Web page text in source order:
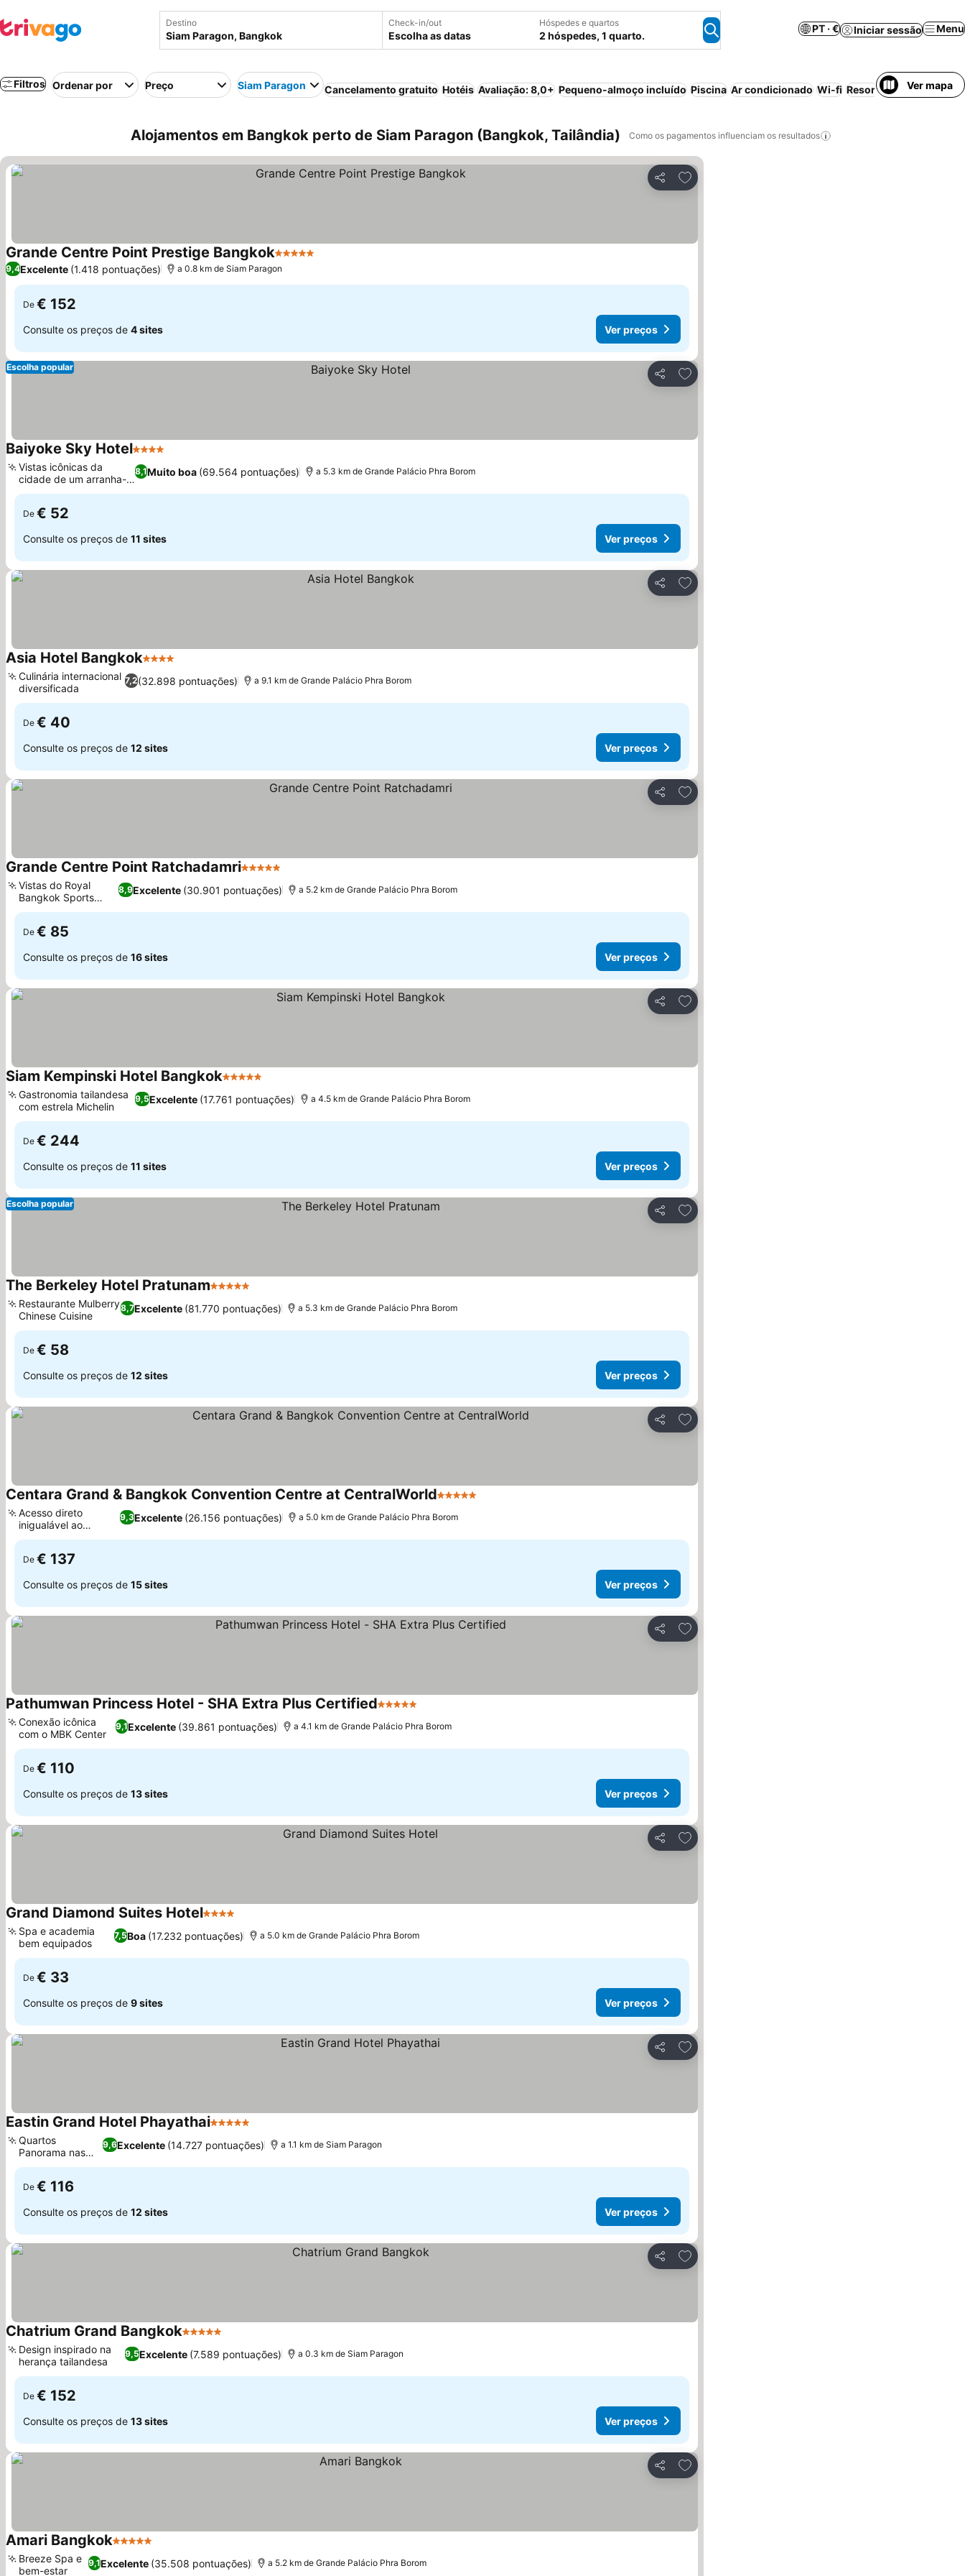
Destino Check-in/out
Escolha as datas
Hóspedes e quartos
2 hóspedes, 1 quarto.
PT · € Iniciar sessão Menu
Filtros Ordenar por Preço Siam Paragon Cancelamento gratuito Hotéis Avaliação: 8,0+ Pequeno-almoço incluído Piscina Ar condicionado Wi-fi Resort Aparthotel
Ver mapa
Alojamentos em Bangkok perto de Siam Paragon (Bangkok, Tailândia) Como os pagamentos influenciam os resultados
Partilhar
Adicionar aos favoritos
Grande Centre Point Prestige Bangkok5 Estrelas
9,4Excelente (1.418 pontuações) a 0.8 km de Siam Paragon
De € 152
Consulte os preços de 4 sites Ver preços
Partilhar
Adicionar aos favoritos
Escolha popular
Baiyoke Sky Hotel4 Estrelas
8,1Muito boa (69.564 pontuações)
Vistas icônicas da
cidade de um arranha-
céu
a 5.3 km de Grande Palácio Phra Borom
De € 52
Consulte os preços de 11 sites Ver preços
Partilhar
Adicionar aos favoritos
Asia Hotel Bangkok4 Estrelas
7,2(32.898 pontuações)
Culinária internacional
diversificada
a 9.1 km de Grande Palácio Phra Borom
De € 40
Consulte os preços de 12 sites Ver preços
Partilhar
Adicionar aos favoritos
Grande Centre Point Ratchadamri5 Estrelas
8,9Excelente (30.901 pontuações)
Vistas do Royal
Bangkok Sports
Club
a 5.2 km de Grande Palácio Phra Borom
De € 85
Consulte os preços de 16 sites Ver preços
Partilhar
Adicionar aos favoritos
Siam Kempinski Hotel Bangkok5 Estrelas
9,5Excelente (17.761 pontuações)
Gastronomia tailandesa
com estrela Michelin
a 4.5 km de Grande Palácio Phra Borom
De € 244
Consulte os preços de 11 sites Ver preços
Partilhar
Adicionar aos favoritos
Escolha popular
The Berkeley Hotel Pratunam5 Estrelas
8,7Excelente (81.770 pontuações)
Restaurante Mulberry
Chinese Cuisine
a 5.3 km de Grande Palácio Phra Borom
De € 58
Consulte os preços de 12 sites Ver preços
Partilhar
Adicionar aos favoritos
Centara Grand & Bangkok Convention Centre at CentralWorld5 Estrelas
9,3Excelente (26.156 pontuações)
Acesso direto
inigualável ao
shopping
a 5.0 km de Grande Palácio Phra Borom
De € 137
Consulte os preços de 15 sites Ver preços
Partilhar
Adicionar aos favoritos
Pathumwan Princess Hotel - SHA Extra Plus Certified5 Estrelas
9,1Excelente (39.861 pontuações)
Conexão icônica
com o MBK Center
a 4.1 km de Grande Palácio Phra Borom
De € 110
Consulte os preços de 13 sites Ver preços
Partilhar
Adicionar aos favoritos
Grand Diamond Suites Hotel4 Estrelas
7,5Boa (17.232 pontuações)
Spa e academia
bem equipados
a 5.0 km de Grande Palácio Phra Borom
De € 33
Consulte os preços de 9 sites Ver preços
Partilhar
Adicionar aos favoritos
Eastin Grand Hotel Phayathai5 Estrelas
9,6Excelente (14.727 pontuações)
Quartos
Panorama nas
alturas
a 1.1 km de Siam Paragon
De € 116
Consulte os preços de 12 sites Ver preços
Partilhar
Adicionar aos favoritos
Chatrium Grand Bangkok5 Estrelas
9,5Excelente (7.589 pontuações)
Design inspirado na
herança tailandesa
a 0.3 km de Siam Paragon
De € 152
Consulte os preços de 13 sites Ver preços
Partilhar
Adicionar aos favoritos
Amari Bangkok5 Estrelas
9,1Excelente (35.508 pontuações)
Breeze Spa e
bem-estar
a 5.2 km de Grande Palácio Phra Borom